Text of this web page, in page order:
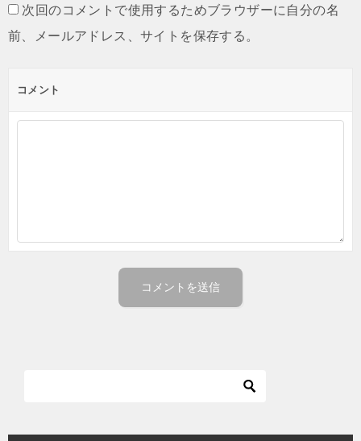
次回のコメントで使用するためブラウザーに自分の名
前、メールアドレス、サイトを保存する。
コメント